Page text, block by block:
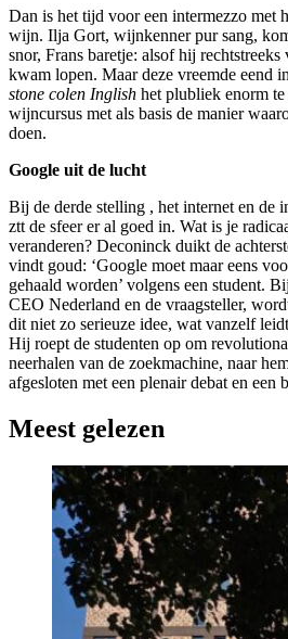
Dan is het tijd voor een intermezzo met
wijn. Ilja Gort, wijnkenner pur sang,
snor, Frans baretje: alsof hij
kwam lopen. Maar deze vreemde eend
stone colen Inglish het plubliek enorm
wijncursus met als basis de manier
doen.
Google uit de lucht
Bij de derde stelling , het internet en de
ztt de sfeer er al goed in. Wat is je
veranderen? Deconinck duikt de
vindt goud: ‘Google moet maar eens
gehaald worden’ volgens een student.
CEO Nederland en de vraagsteller,
dit niet zo serieuze idee, wat vanzelf
Hij roept de studenten op om
neerhalen van de zoekmachine, naar
afgesloten met een plenair debat en een
Meest gelezen